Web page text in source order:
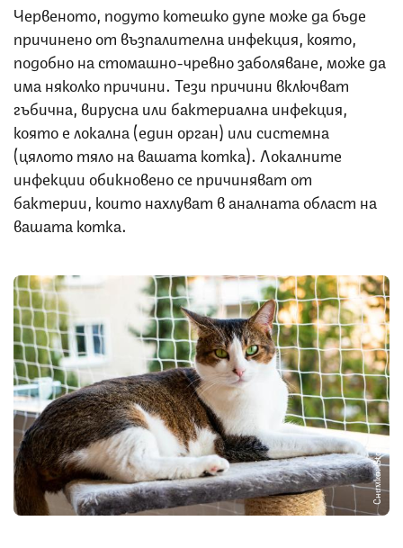
Червеното, подуто котешко дупе може да бъде
причинено от възпалителна инфекция, която,
подобно на стомашно-чревно заболяване, може да
има няколко причини. Тези причини включват
гъбична, вирусна или бактериална инфекция,
която е локална (един орган) или системна
(цялото тяло на вашата котка). Локалните
инфекции обикновено се причиняват от
бактерии, които нахлуват в аналната област на
вашата котка.
Снимка: iStock